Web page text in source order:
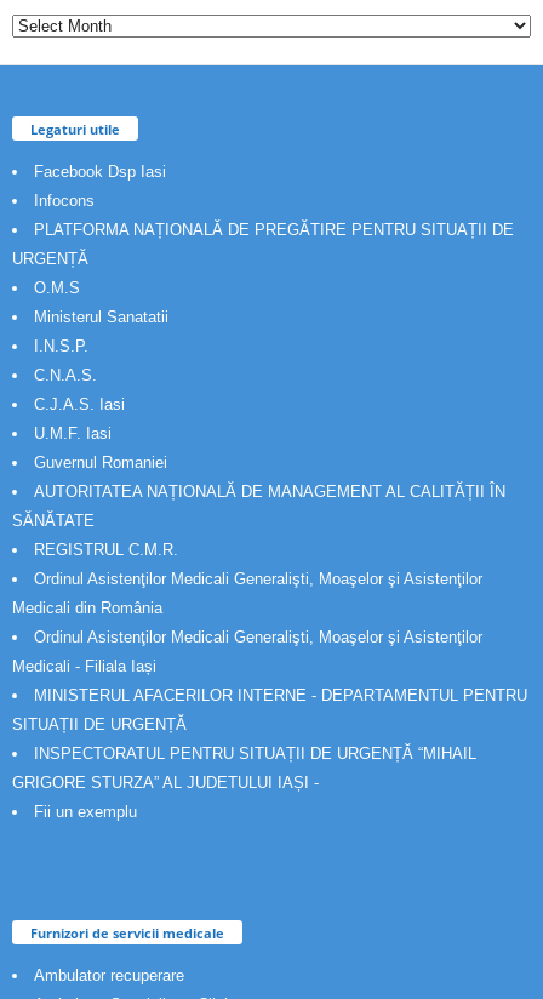
Legaturi utile
Facebook Dsp Iasi
Infocons
PLATFORMA NAȚIONALĂ DE PREGĂTIRE PENTRU SITUAȚII DE
URGENȚĂ
O.M.S
Ministerul Sanatatii
I.N.S.P.
C.N.A.S.
C.J.A.S. Iasi
U.M.F. Iasi
Guvernul Romaniei
AUTORITATEA NAȚIONALĂ DE MANAGEMENT AL CALITĂȚII ÎN
SĂNĂTATE
REGISTRUL C.M.R.
Ordinul Asistenţilor Medicali Generalişti, Moaşelor şi Asistenţilor
Medicali din România
Ordinul Asistenţilor Medicali Generalişti, Moaşelor şi Asistenţilor
Medicali - Filiala Iași
MINISTERUL AFACERILOR INTERNE - DEPARTAMENTUL PENTRU
SITUAȚII DE URGENȚĂ
INSPECTORATUL PENTRU SITUAȚII DE URGENȚĂ “MIHAIL
GRIGORE STURZA” AL JUDETULUI IAȘI -
Fii un exemplu
Furnizori de servicii medicale
Ambulator recuperare